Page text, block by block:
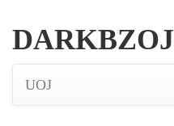
DARKBZOJ
UOJ